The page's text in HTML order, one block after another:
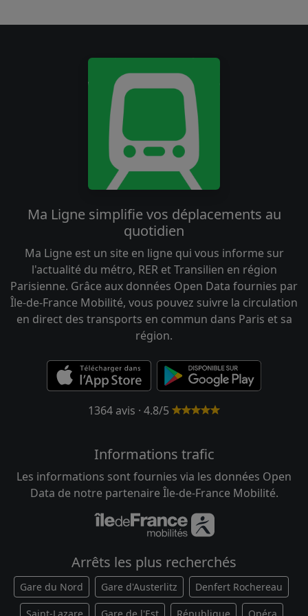
Ma Ligne simplifie vos déplacements au
quotidien
Ma Ligne est un site en ligne qui vous informe sur
l'actualité du métro, RER et Transilien en région
Parisienne. Grâce aux données Open Data fournies par
Île-de-France Mobilité, vous pouvez suivre la circulation
en direct des transports en commun dans Paris et sa
région.
1364 avis · 4.8/5
Informations trafic
Les informations sont fournies via les données Open
Data de notre partenaire Île-de-France Mobilité.
Arrêts les plus recherchés
Gare du Nord Gare d'Austerlitz Denfert Rochereau